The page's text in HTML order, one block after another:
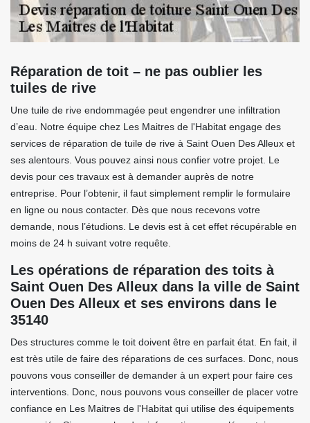
Réparation de toit – ne pas oublier les
tuiles de rive
Une tuile de rive endommagée peut engendrer une infiltration
d’eau. Notre équipe chez Les Maitres de l'Habitat engage des
services de réparation de tuile de rive à Saint Ouen Des Alleux et
ses alentours. Vous pouvez ainsi nous confier votre projet. Le
devis pour ces travaux est à demander auprès de notre
entreprise. Pour l’obtenir, il faut simplement remplir le formulaire
en ligne ou nous contacter. Dès que nous recevons votre
demande, nous l’étudions. Le devis est à cet effet récupérable en
moins de 24 h suivant votre requête.
Les opérations de réparation des toits à
Saint Ouen Des Alleux dans la ville de Saint
Ouen Des Alleux et ses environs dans le
35140
Des structures comme le toit doivent être en parfait état. En fait, il
est très utile de faire des réparations de ces surfaces. Donc, nous
pouvons vous conseiller de demander à un expert pour faire ces
interventions. Donc, nous pouvons vous conseiller de placer votre
confiance en Les Maitres de l'Habitat qui utilise des équipements